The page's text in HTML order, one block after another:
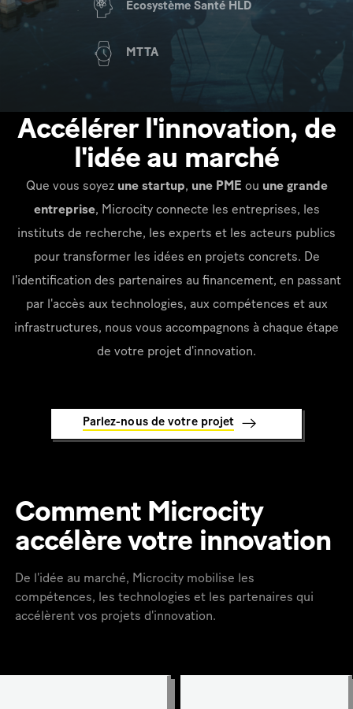
Ecosystème Santé HLD
MTTA
Accélérer l'innovation, de
l'idée au marché
Que vous soyez une startup, une PME ou une grande
entreprise, Microcity connecte les entreprises, les
instituts de recherche, les experts et les acteurs publics
pour transformer les idées en projets concrets. De
l'identification des partenaires au financement, en passant
par l'accès aux technologies, aux compétences et aux
infrastructures, nous vous accompagnons à chaque étape
de votre projet d'innovation.
Parlez-nous de votre projet
Comment Microcity
accélère votre innovation
De l'idée au marché, Microcity mobilise les
compétences, les technologies et les partenaires qui
accélèrent vos projets d'innovation.